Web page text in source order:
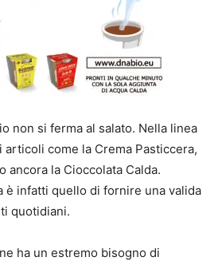
non si ferma al salato. Nella linea
come la Crema Pasticcera,
ancora la Cioccolata Calda.
è infatti quello di fornire una valida
quotidiani.
ha un estremo bisogno di